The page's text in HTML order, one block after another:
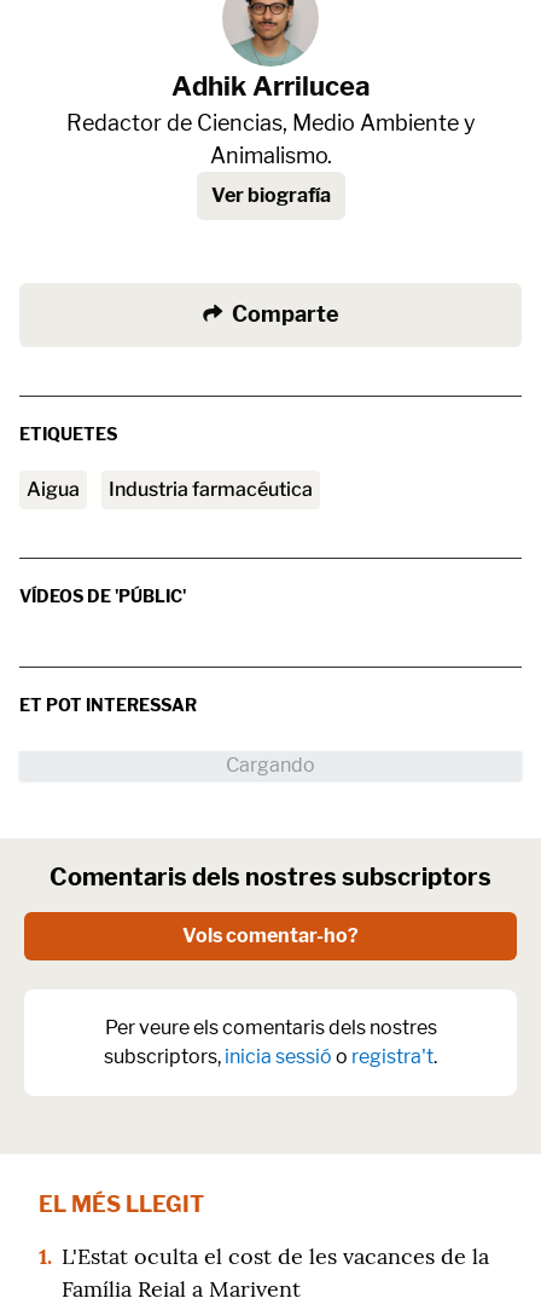
Adhik Arrilucea
Redactor de Ciencias, Medio Ambiente y
Animalismo.
Ver biografía
Comparte
ETIQUETES
aigua industria farmacéutica
VÍDEOS DE 'PÚBLIC'
ET POT INTERESSAR
Comentaris dels nostres subscriptors
Vols comentar-ho?
Per veure els comentaris dels nostres
subscriptors, inicia sessió o registra't.
EL MÉS LLEGIT
1. L'Estat oculta el cost de les vacances de la
Família Reial a Marivent